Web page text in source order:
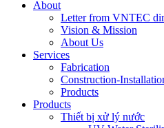
About
Letter from VNTEC
Vision & Mission
About Us
Services
Fabrication
Construction-
Products
Products
Thiết bị xử lý nước